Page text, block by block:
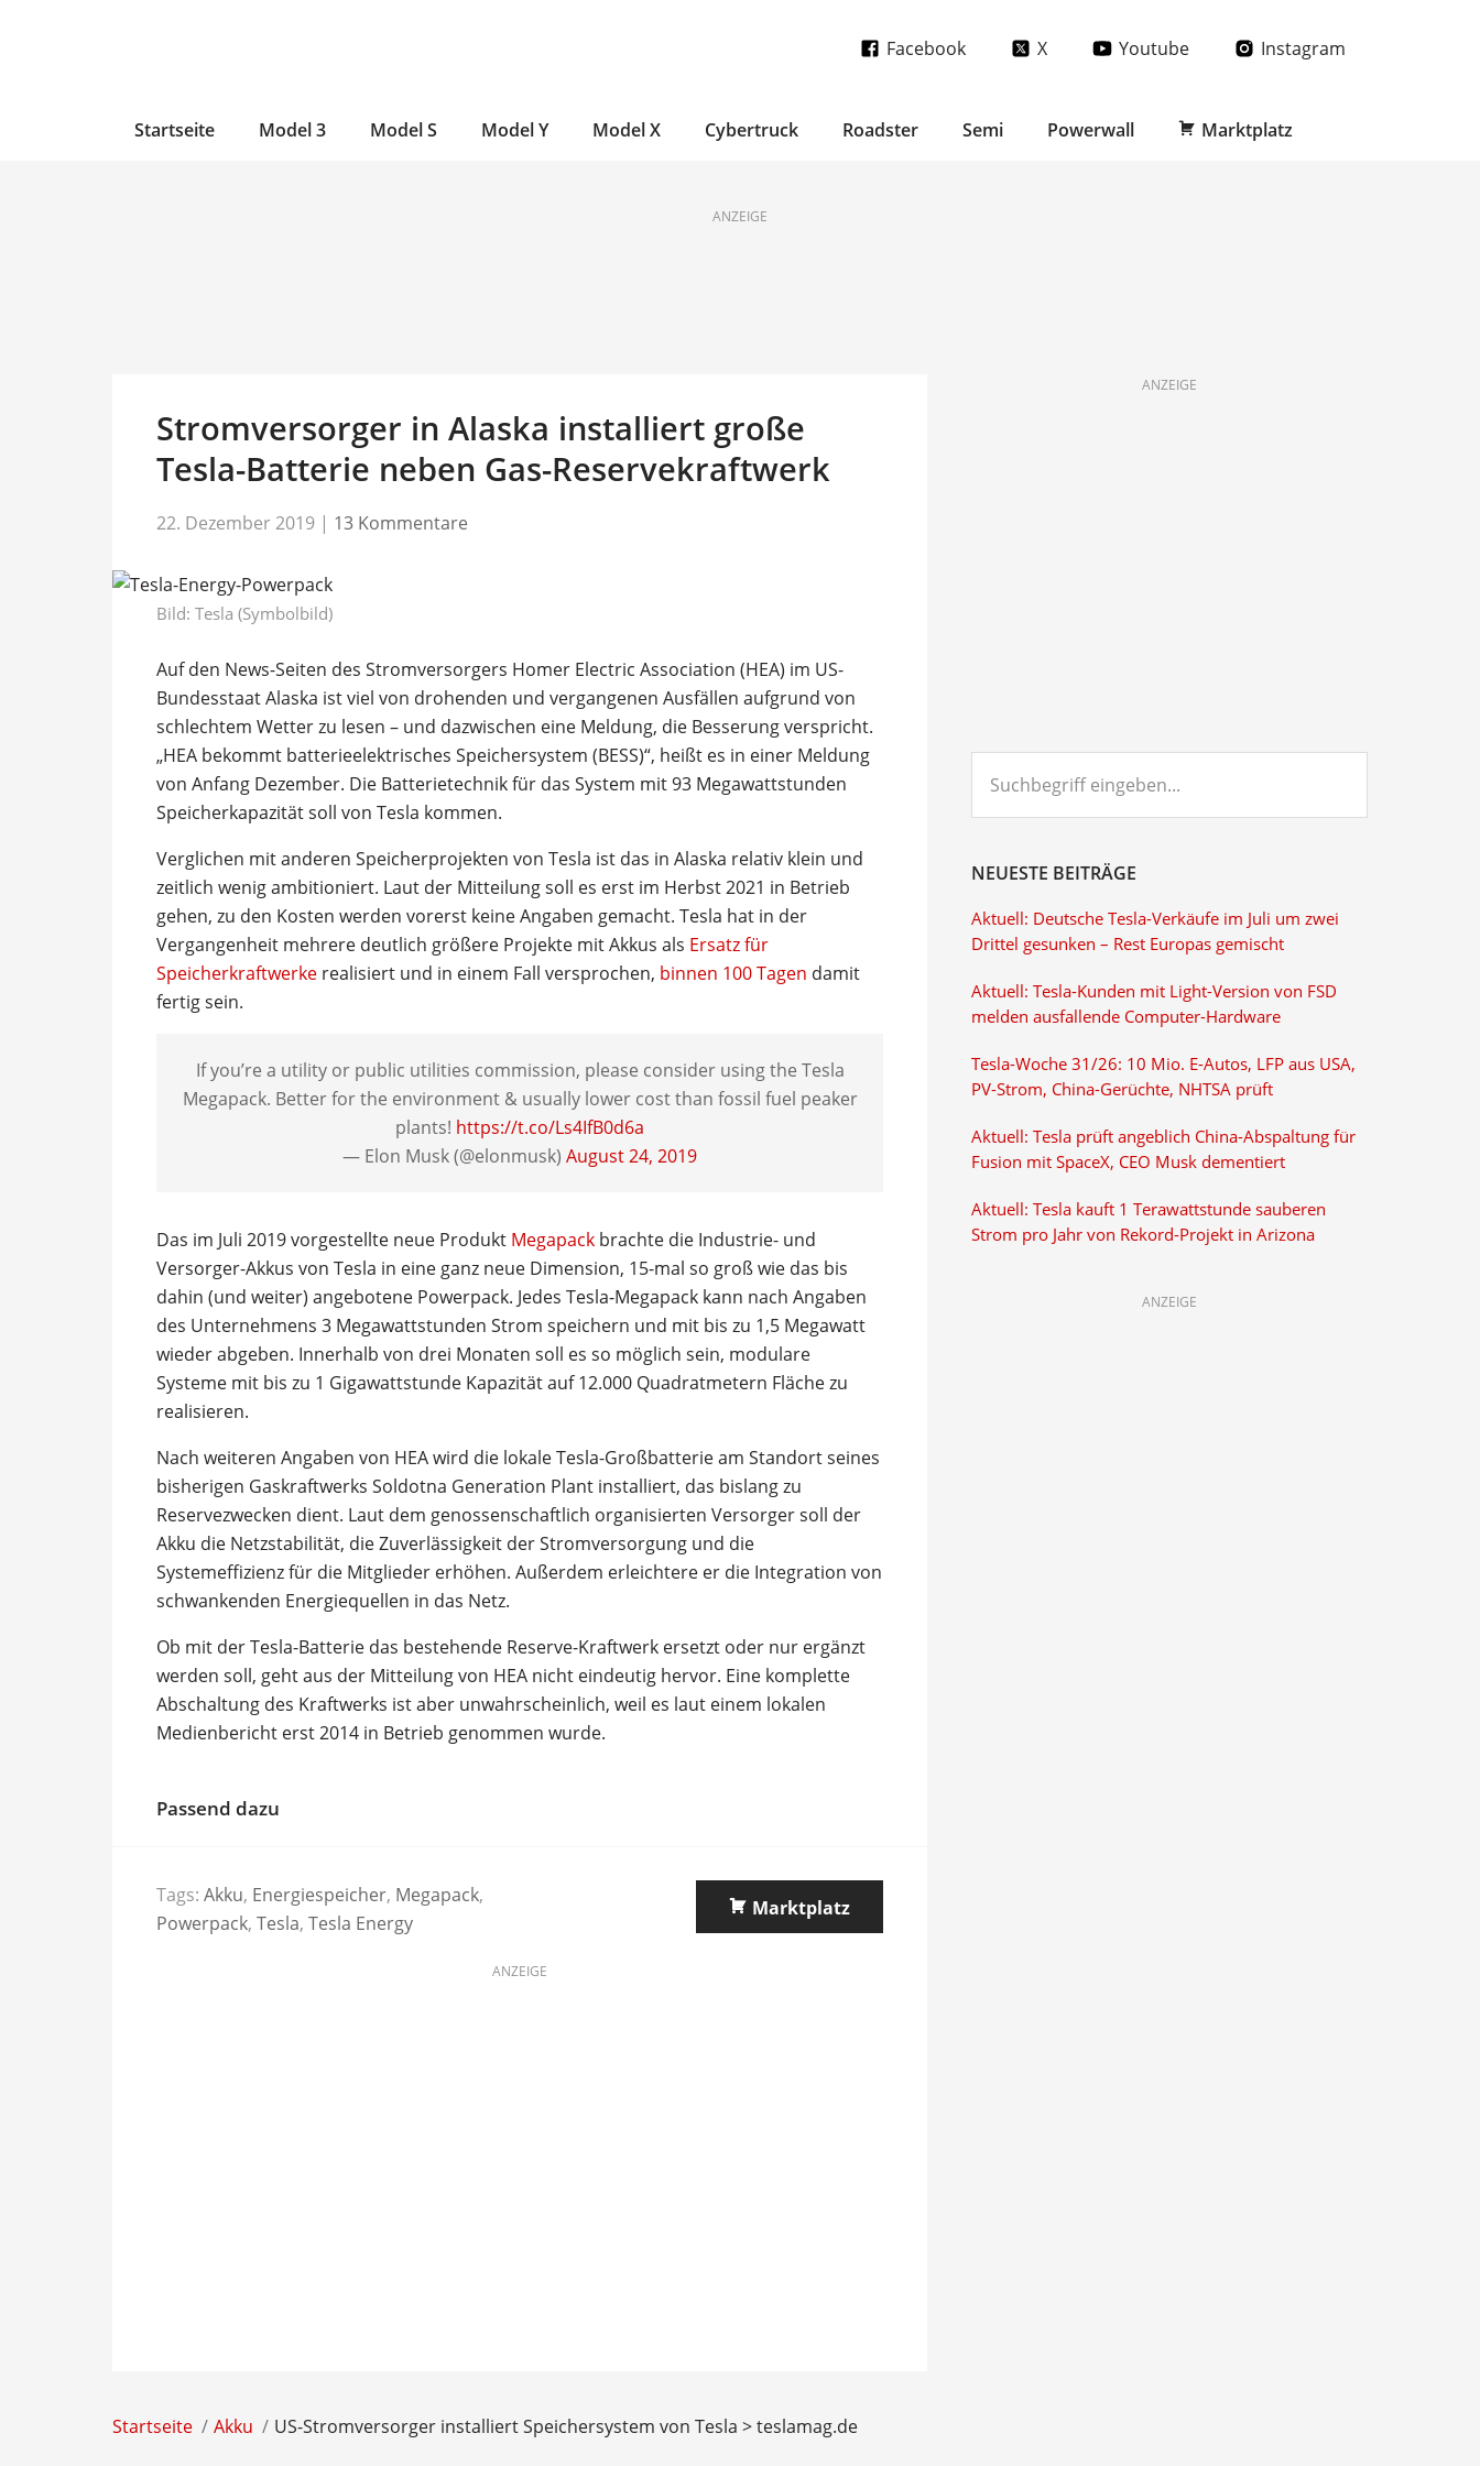
Facebook X Youtube Instagram
Startseite Model 3 Model S Model Y Model X Cybertruck Roadster Semi Powerwall Marktplatz
ANZEIGE
Stromversorger in Alaska installiert große
Tesla-Batterie neben Gas-Reservekraftwerk
22. Dezember 2019 | 13 Kommentare
Bild: Tesla (Symbolbild)
Auf den News-Seiten des Stromversorgers Homer Electric Association (HEA) im US-
Bundesstaat Alaska ist viel von drohenden und vergangenen Ausfällen aufgrund von
schlechtem Wetter zu lesen – und dazwischen eine Meldung, die Besserung verspricht.
„HEA bekommt batterieelektrisches Speichersystem (BESS)“, heißt es in einer Meldung
von Anfang Dezember. Die Batterietechnik für das System mit 93 Megawattstunden
Speicherkapazität soll von Tesla kommen.
Verglichen mit anderen Speicherprojekten von Tesla ist das in Alaska relativ klein und
zeitlich wenig ambitioniert. Laut der Mitteilung soll es erst im Herbst 2021 in Betrieb
gehen, zu den Kosten werden vorerst keine Angaben gemacht. Tesla hat in der
Vergangenheit mehrere deutlich größere Projekte mit Akkus als Ersatz für
Speicherkraftwerke realisiert und in einem Fall versprochen, binnen 100 Tagen damit
fertig sein.
If you’re a utility or public utilities commission, please consider using the Tesla
Megapack. Better for the environment & usually lower cost than fossil fuel peaker
plants! https://t.co/Ls4IfB0d6a
— Elon Musk (@elonmusk) August 24, 2019
Das im Juli 2019 vorgestellte neue Produkt Megapack brachte die Industrie- und
Versorger-Akkus von Tesla in eine ganz neue Dimension, 15-mal so groß wie das bis
dahin (und weiter) angebotene Powerpack. Jedes Tesla-Megapack kann nach Angaben
des Unternehmens 3 Megawattstunden Strom speichern und mit bis zu 1,5 Megawatt
wieder abgeben. Innerhalb von drei Monaten soll es so möglich sein, modulare
Systeme mit bis zu 1 Gigawattstunde Kapazität auf 12.000 Quadratmetern Fläche zu
realisieren.
Nach weiteren Angaben von HEA wird die lokale Tesla-Großbatterie am Standort seines
bisherigen Gaskraftwerks Soldotna Generation Plant installiert, das bislang zu
Reservezwecken dient. Laut dem genossenschaftlich organisierten Versorger soll der
Akku die Netzstabilität, die Zuverlässigkeit der Stromversorgung und die
Systemeffizienz für die Mitglieder erhöhen. Außerdem erleichtere er die Integration von
schwankenden Energiequellen in das Netz.
Ob mit der Tesla-Batterie das bestehende Reserve-Kraftwerk ersetzt oder nur ergänzt
werden soll, geht aus der Mitteilung von HEA nicht eindeutig hervor. Eine komplette
Abschaltung des Kraftwerks ist aber unwahrscheinlich, weil es laut einem lokalen
Medienbericht erst 2014 in Betrieb genommen wurde.
Passend dazu
Tags: Akku, Energiespeicher, Megapack,
Powerpack, Tesla, Tesla Energy
Marktplatz
ANZEIGE
ANZEIGE
eingeben...
NEUESTE BEITRÄGE
Aktuell: Deutsche Tesla-Verkäufe im Juli um zwei
Drittel gesunken – Rest Europas gemischt
Aktuell: Tesla-Kunden mit Light-Version von FSD
melden ausfallende Computer-Hardware
Tesla-Woche 31/26: 10 Mio. E-Autos, LFP aus USA,
PV-Strom, China-Gerüchte, NHTSA prüft
Aktuell: Tesla prüft angeblich China-Abspaltung für
Fusion mit SpaceX, CEO Musk dementiert
Aktuell: Tesla kauft 1 Terawattstunde sauberen
Strom pro Jahr von Rekord-Projekt in Arizona
ANZEIGE
Startseite Akku US-Stromversorger installiert Speichersystem von Tesla > teslamag.de